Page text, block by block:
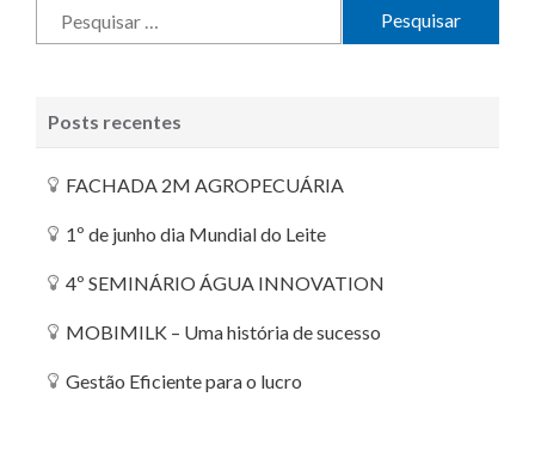
Posts recentes
FACHADA 2M AGROPECUÁRIA
1º de junho dia Mundial do Leite
4º SEMINÁRIO ÁGUA INNOVATION
MOBIMILK – Uma história de sucesso
Gestão Eficiente para o lucro